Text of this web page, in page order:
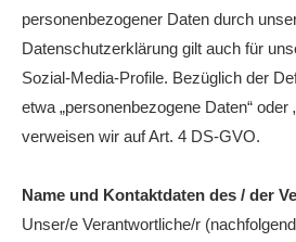
Bespannungsservice
Die Geschichte
Die Sponsoren
Die Fotos
Punktspiele
personenbezogener Daten durch
Datenschutzerklärung gilt auch für
Sozial-Media-Profile. Bezüglich der
etwa „personenbezogene Daten“ oder
verweisen wir auf Art. 4 DS-GVO.
Name und Kontaktdaten des / der
Unser/e Verantwortliche/r